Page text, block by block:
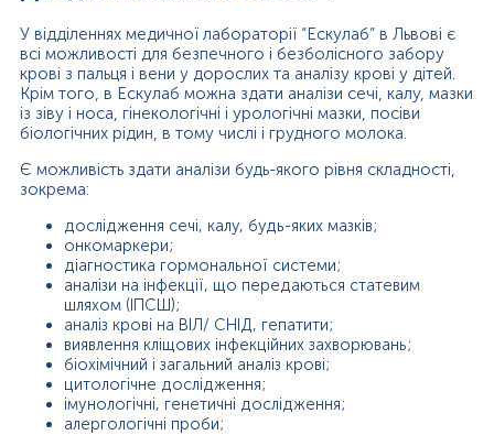
У відділеннях медичної лабораторії “Ескулаб” в Львові є
всі можливості для безпечного і безболісного забору
крові з пальця і вени у дорослих та аналізу крові у дітей.
Крім того, в Ескулаб можна здати аналізи сечі, калу, мазки
із зіву і носа, гінекологічні і урологічні мазки, посіви
біологічних рідин, в тому числі і грудного молока.
Є можливість здати аналізи будь-якого рівня складності,
зокрема:
дослідження сечі, калу, будь-яких мазків;
онкомаркери;
діагностика гормональної системи;
аналізи на інфекції, що передаються статевим
шляхом (ІПСШ);
аналіз крові на ВІЛ/ СНІД, гепатити;
виявлення кліщових інфекційних захворювань;
біохімічний і загальний аналіз крові;
цитологічне дослідження;
імунологічні, генетичні дослідження;
алергологічні проби;